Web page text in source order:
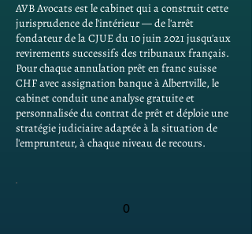
AVB Avocats est le cabinet qui a construit cette
jurisprudence de l'intérieur — de l'arrêt
fondateur de la CJUE du 10 juin 2021 jusqu'aux
revirements successifs des tribunaux français.
Pour chaque annulation prêt en franc suisse
CHF avec assignation banque à Albertville, le
cabinet conduit une analyse gratuite et
personnalisée du contrat de prêt et déploie une
stratégie judiciaire adaptée à la situation de
l'emprunteur, à chaque niveau de recours.
0